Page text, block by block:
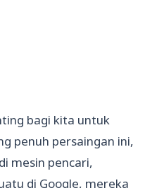
bagi kita untuk
penuh persaingan ini,
mesin pencari,
di Google, mereka